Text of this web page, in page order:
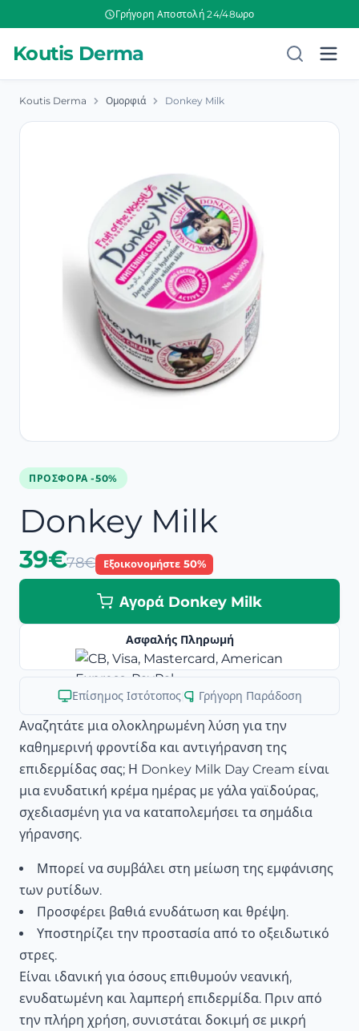
Γρήγορη Αποστολή 24/48ωρο
Koutis Derma
Koutis Derma Ομορφιά Donkey Milk
ΠΡΟΣΦΟΡΆ -50%
Donkey Milk
39€78€ Εξοικονομήστε 50%
Αγορά Donkey Milk
Ασφαλής Πληρωμή
Επίσημος Ιστότοπος| Γρήγορη Παράδοση
Αναζητάτε μια ολοκληρωμένη λύση για την
καθημερινή φροντίδα και αντιγήρανση της
επιδερμίδας σας; Η Donkey Milk Day Cream είναι
μια ενυδατική κρέμα ημέρας με γάλα γαϊδούρας,
σχεδιασμένη για να καταπολεμήσει τα σημάδια
γήρανσης.
Μπορεί να συμβάλει στη μείωση της εμφάνισης
των ρυτίδων.
Προσφέρει βαθιά ενυδάτωση και θρέψη.
Υποστηρίζει την προστασία από το οξειδωτικό
στρες.
Είναι ιδανική για όσους επιθυμούν νεανική,
ενυδατωμένη και λαμπερή επιδερμίδα. Πριν από
την πλήρη χρήση, συνιστάται δοκιμή σε μικρή